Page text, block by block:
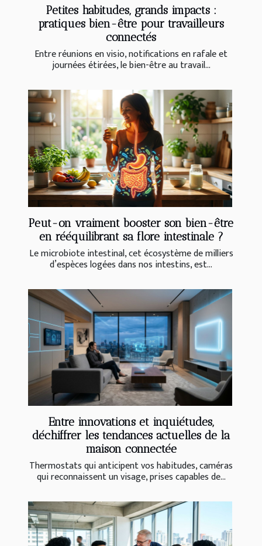
Petites habitudes, grands impacts :
pratiques bien-être pour travailleurs
connectés
Entre réunions en visio, notifications en rafale et
journées étirées, le bien-être au travail...
Peut-on vraiment booster son bien-être
en rééquilibrant sa flore intestinale ?
Le microbiote intestinal, cet écosystème de milliers
d’espèces logées dans nos intestins, est...
Entre innovations et inquiétudes,
déchiffrer les tendances actuelles de la
maison connectée
Thermostats qui anticipent vos habitudes, caméras
qui reconnaissent un visage, prises capables de...